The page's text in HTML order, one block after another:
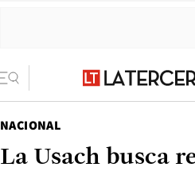
NACIONAL
La Usach busca